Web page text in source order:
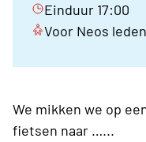
Einduur 17:00
Voor Neos
We mikken we op
fietsen naar …...